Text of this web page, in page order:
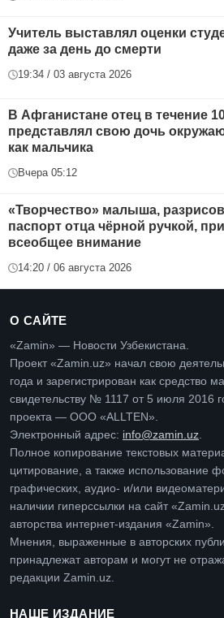
Учитель выставлял оценки
даже за день до смерти
19:34 / 03 августа 2026
В Афганистане отец в течение
представлял свою дочь
как мальчика
Вчера 05:12
«Творчество» малыша,
паспорт отца чёрной ручкой,
всеобщее внимание
14:20 / 06 августа 2026
О САЙТЕ
«Zamin» — Новости Узбекистана.
Проект «Zamin.uz» начал свою
года и зарегистрирован как средство
свидетельству № 1117 от 5 июля 2016
проекта — ООО «ALLTEN».
Электронный адрес: info@zamin.uz.
Полное копирование текстовых
цитирование, а также использование
графических, аудио- и/или
наличии гиперссылки на сайт
авторства интернет-издания «Zamin».
Мнения, выраженные в авторских
принадлежат авторам и могут не
редакции Zamin.uz.
НАШЕ ИЗДАНИЕ